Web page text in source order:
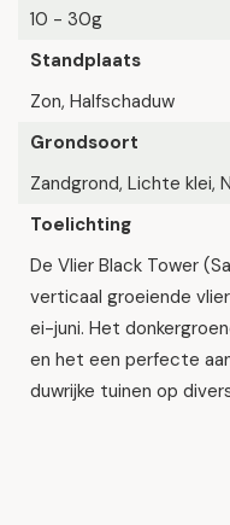
10 - 30g
Standplaats
Zon, Halfschaduw
Grondsoort
Zandgrond, Lichte klei,
Toelichting
De Vlier Black Tower
verticaal groeiende
ei-juni. Het
en het een perfecte
duwrijke tuinen op